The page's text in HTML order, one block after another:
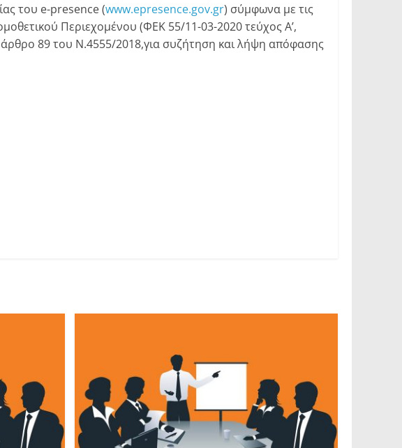
του e-presence (www.epresence.gov.gr) σύμφωνα με τις
Περιεχομένου (ΦΕΚ 55/11-03-2020 τεύχος Α’,
89 του Ν.4555/2018,για συζήτηση και λήψη απόφασης